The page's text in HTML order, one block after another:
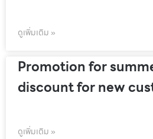
ดูเพิ่มเติม »
Promotion for
discount for new
ดูเพิ่มเติม »